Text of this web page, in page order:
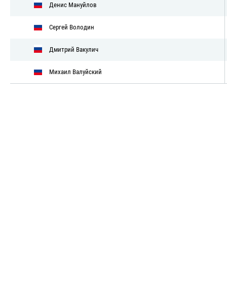
Денис Мануйлов
Сергей Володин
Дмитрий Вакулич
Михаил Валуйский